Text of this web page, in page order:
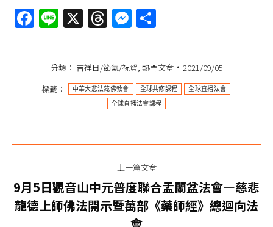
Facebook
Line
X Threads
Messenger
分類： 吉祥日/節氣/祝賀 熱門文章
2021/09/05
標籤：
中華大悲法藏佛教會 全球共修課程 全球直播法會
全球直播法會課程
章
导
上一篇文章
上
一
9月5日觀音山中元普度聯合盂蘭盆法會—慈悲
龍德上師佛法開示暨萬部《藥師經》總迴向法
會